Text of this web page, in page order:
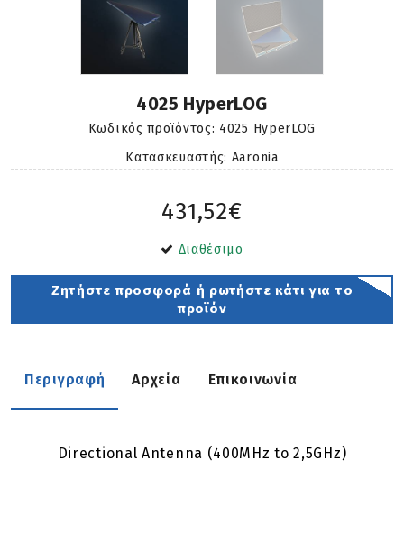
4025 HyperLOG
Κωδικός προϊόντος: 4025 HyperLOG
Κατασκευαστής: Aaronia
431,52€
Διαθέσιμο
Ζητήστε προσφορά ή ρωτήστε κάτι για το
προϊόν
Περιγραφή Αρχεία Επικοινωνία
Directional Antenna (400MHz to 2,5GHz)